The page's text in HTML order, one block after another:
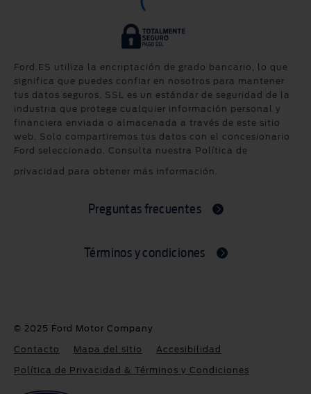
Ford.ES utiliza la encriptación de grado bancario, lo que
significa que puedes confiar en nosotros para mantener
tus datos seguros. SSL es un estándar de seguridad de la
industria que protege cualquier información personal y
financiera enviada o almacenada a través de este sitio
web. Solo compartiremos tus datos con el concesionario
Ford seleccionado. Consulta nuestra Política de
privacidad para obtener más información.
Preguntas frecuentes
Términos y condiciones
© 2025 Ford Motor Company
Contacto
Mapa del sitio
Accesibilidad
Política de Privacidad & Términos y Condiciones